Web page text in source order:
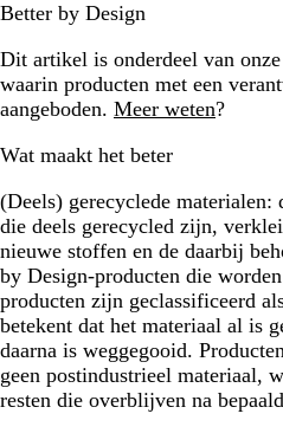
Better by Design
Dit artikel is onderdeel van
waarin producten met een
aangeboden. Meer weten?
Wat maakt het beter
(Deels) gerecyclede materialen:
die deels gerecycled zijn,
nieuwe stoffen en de daarbij
by Design-producten die
producten zijn geclassificeerd
betekent dat het materiaal al is
daarna is weggegooid.
geen postindustrieel materiaal,
resten die overblijven na